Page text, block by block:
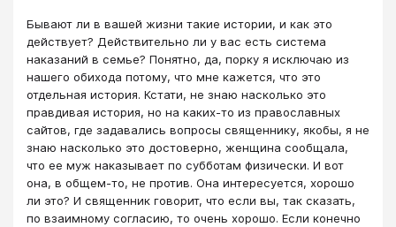
Бывают ли в вашей жизни такие истории, и как это
действует? Действительно ли у вас есть система
наказаний в семье? Понятно, да, порку я исключаю из
нашего обихода потому, что мне кажется, что это
отдельная история. Кстати, не знаю насколько это
правдивая история, но на каких-то из православных
сайтов, где задавались вопросы священнику, якобы, я не
знаю насколько это достоверно, женщина сообщала,
что ее муж наказывает по субботам физически. И вот
она, в общем-то, не против. Она интересуется, хорошо
ли это? И священник говорит, что если вы, так сказать,
по взаимному согласию, то очень хорошо. Если конечно